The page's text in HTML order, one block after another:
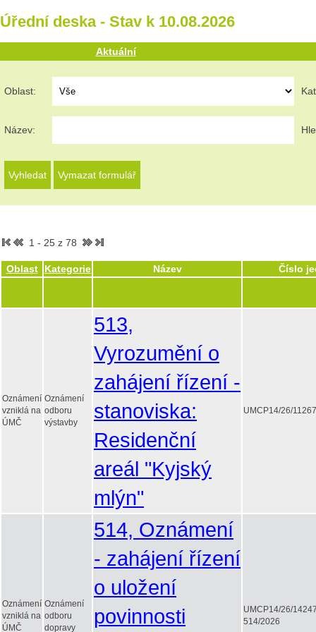
Úřední deska - Stav k 10.08.2026
Aktuální
Oblast:
Název:
1 - 25 z 78
Oblast Kategorie Název Číslo
Oznámení
vzniklá na
ÚMČ
Oznámení
odboru
výstavby
513,
Vyrozumění o
zahájení řízení -
stanoviska:
Residenční
areál "Kyjský
mlýn"
UMCP14/26/
Oznámení
vzniklá na
ÚMČ
Oznámení
odboru
dopravy
514, Oznámení
- zahájení řízení
o uložení
povinnosti
UMCP14/26/
514/2026